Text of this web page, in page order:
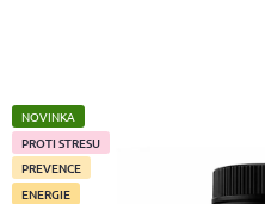
NOVINKA
PROTI STRESU
PREVENCE
ENERGIE